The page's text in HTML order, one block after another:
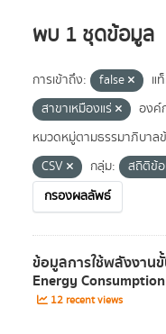
พบ 1 ชุดข้อมูล
การเข้าถึง: false แ
สาขาเหมืองแร่
องค์
หมวดหมู่ตามธรรมาภิบาล
CSV
กลุ่ม:
สถิติข้
กรองผลลัพธ์
ข้อมูลการใช้พลังงาน
Energy
12 recent views